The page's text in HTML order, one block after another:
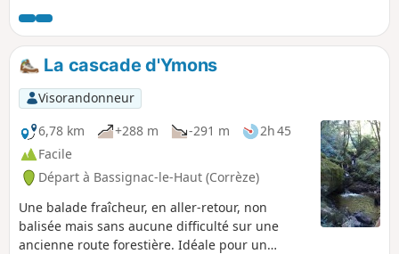
La cascade d'Ymons
Visorandonneur
6,78 km
+288 m -291 m
2h 45
Facile
Départ à Bassignac-le-Haut (Corrèze)
Une balade fraîcheur, en aller-retour, non
balisée mais sans aucune difficulté sur une
ancienne route forestière. Idéale pour un